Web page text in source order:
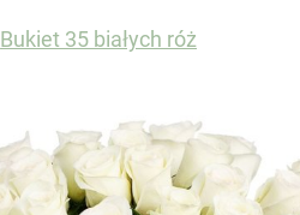
Bukiet 35 białych róż